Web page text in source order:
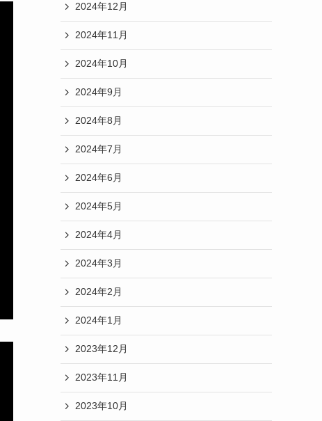
2024年12月
2024年11月
2024年10月
2024年9月
2024年8月
2024年7月
2024年6月
2024年5月
2024年4月
2024年3月
2024年2月
2024年1月
2023年12月
2023年11月
2023年10月